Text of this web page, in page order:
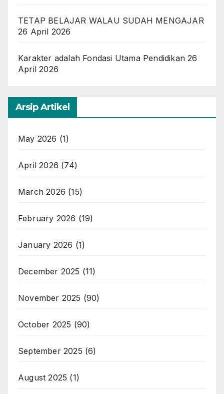
TETAP BELAJAR WALAU SUDAH MENGAJAR
26 April 2026
Karakter adalah Fondasi Utama Pendidikan 26
April 2026
Arsip Artikel
May 2026 (1)
April 2026 (74)
March 2026 (15)
February 2026 (19)
January 2026 (1)
December 2025 (11)
November 2025 (90)
October 2025 (90)
September 2025 (6)
August 2025 (1)